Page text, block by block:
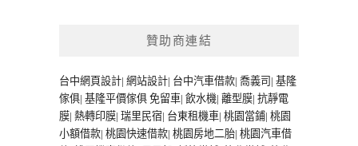
贊助商連結
台中網頁設計| 網站設計| 台中汽車借款| 喬義司 | 基隆
傢俱| 基隆平價傢俱 免留車| 飲水機| 離型膜| 抗靜電
膜| 熱轉印膜| 瑞里民宿| 台東租機車| 桃園當鋪| 桃園
小額借款| 桃園快速借款| 桃園房地二胎| 桃園汽車借